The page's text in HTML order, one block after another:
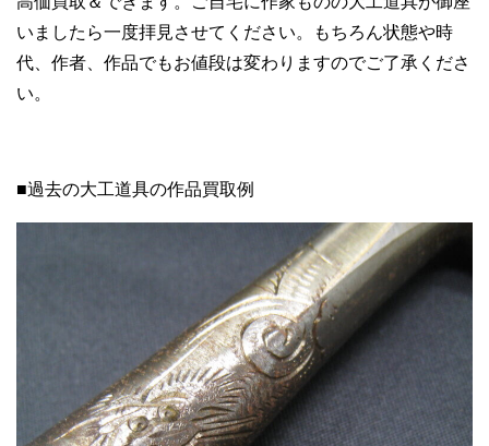
いましたら一度拝見させてください。もちろん状態や時
代、作者、作品でもお値段は変わりますのでご了承くださ
い。
■過去の大工道具の作品買取例